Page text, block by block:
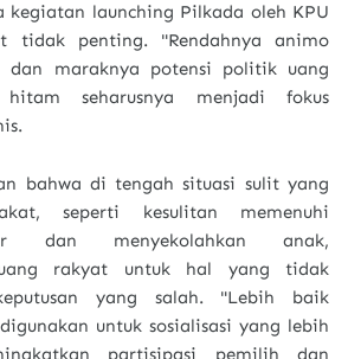
kegiatan launching Pilkada oleh KPU
tidak penting. "Rendahnya animo
dan maraknya potensi politik uang
seharusnya menjadi fokus
bahwa di tengah situasi sulit yang
seperti kesulitan memenuhi
dan menyekolahkan anak,
uang rakyat untuk hal yang tidak
yang salah. "Lebih baik
untuk sosialisasi yang lebih
partisipasi pemilih dan